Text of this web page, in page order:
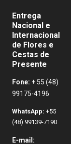
Entrega
Nacional e
Internacional
de Flores e
Cestas de
Presente
Fone: + 55 (48)
99175-4196
WhatsApp: +55
(48) 99139-7190
E-mail: